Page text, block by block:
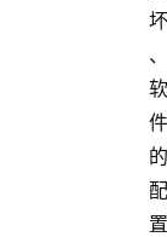
坏
、
软
件
的
配
置